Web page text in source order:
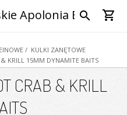
Apolonia Bytom
search shopping_cart
/ KULKI ZANĘTOWE
KRILL 15MM DYNAMITE BAITS
CRAB & KRILL